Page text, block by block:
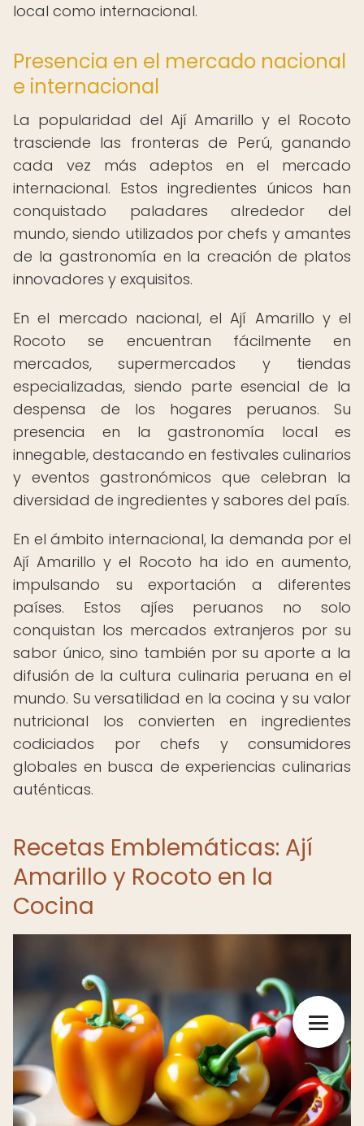
local como internacional.
Presencia en el mercado nacional
e internacional
La popularidad del Ají Amarillo y el Rocoto
trasciende las fronteras de Perú, ganando
cada vez más adeptos en el mercado
internacional. Estos ingredientes únicos han
conquistado paladares alrededor del
mundo, siendo utilizados por chefs y amantes
de la gastronomía en la creación de platos
innovadores y exquisitos.
En el mercado nacional, el Ají Amarillo y el
Rocoto se encuentran fácilmente en
mercados, supermercados y tiendas
especializadas, siendo parte esencial de la
despensa de los hogares peruanos. Su
presencia en la gastronomía local es
innegable, destacando en festivales culinarios
y eventos gastronómicos que celebran la
diversidad de ingredientes y sabores del país.
En el ámbito internacional, la demanda por el
Ají Amarillo y el Rocoto ha ido en aumento,
impulsando su exportación a diferentes
países. Estos ajíes peruanos no solo
conquistan los mercados extranjeros por su
sabor único, sino también por su aporte a la
difusión de la cultura culinaria peruana en el
mundo. Su versatilidad en la cocina y su valor
nutricional los convierten en ingredientes
codiciados por chefs y consumidores
globales en busca de experiencias culinarias
auténticas.
Recetas Emblemáticas: Ají
Amarillo y Rocoto en la
Cocina